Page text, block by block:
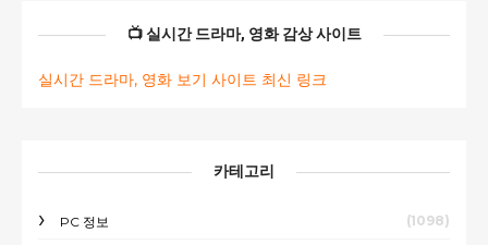
📺 실시간 드라마, 영화 감상 사이트
실시간 드라마, 영화 보기 사이트 최신 링크
카테고리
PC 정보 (1098)